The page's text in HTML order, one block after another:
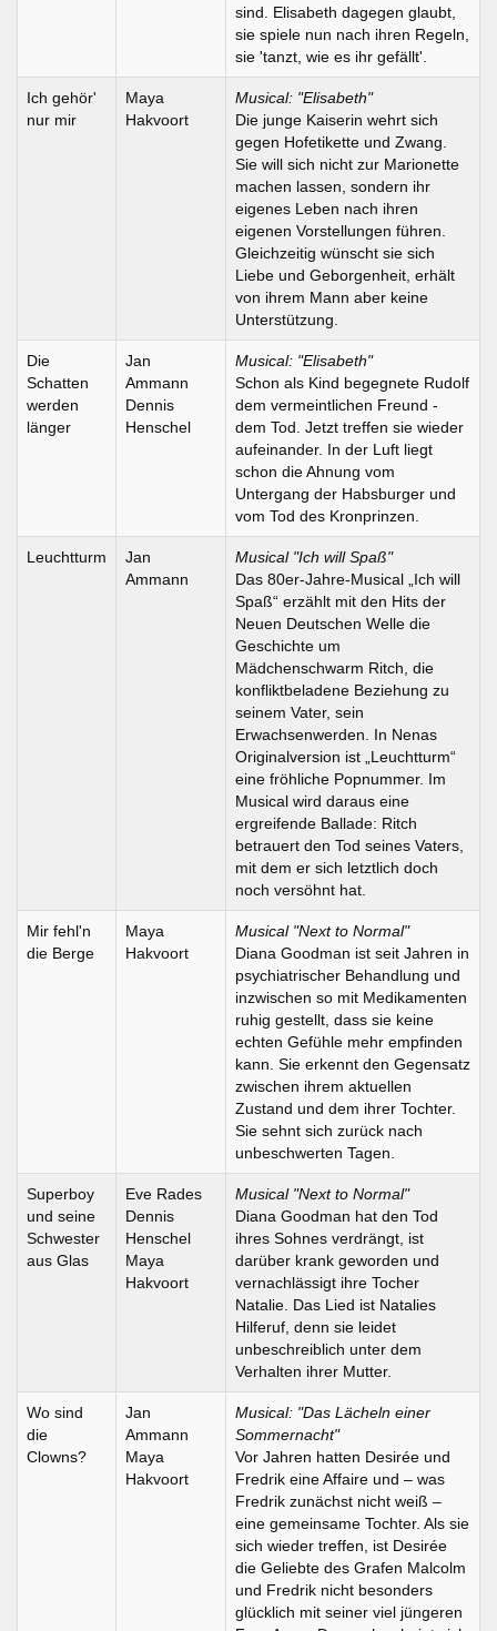
sind. Elisabeth dagegen glaubt,
sie spiele nun nach ihren Regeln,
sie 'tanzt, wie es ihr gefällt'.
Ich gehör'
nur mir
Maya
Hakvoort
Musical: "Elisabeth"
Die junge Kaiserin wehrt sich
gegen Hofetikette und Zwang.
Sie will sich nicht zur Marionette
machen lassen, sondern ihr
eigenes Leben nach ihren
eigenen Vorstellungen führen.
Gleichzeitig wünscht sie sich
Liebe und Geborgenheit, erhält
von ihrem Mann aber keine
Unterstützung.
Die
Schatten
werden
länger
Jan
Ammann
Dennis
Henschel
Musical: "Elisabeth"
Schon als Kind begegnete Rudolf
dem vermeintlichen Freund -
dem Tod. Jetzt treffen sie wieder
aufeinander. In der Luft liegt
schon die Ahnung vom
Untergang der Habsburger und
vom Tod des Kronprinzen.
Leuchtturm
Jan
Ammann
Musical "Ich will Spaß"
Das 80er-Jahre-Musical „Ich will
Spaß“ erzählt mit den Hits der
Neuen Deutschen Welle die
Geschichte um
Mädchenschwarm Ritch, die
konfliktbeladene Beziehung zu
seinem Vater, sein
Erwachsenwerden. In Nenas
Originalversion ist „Leuchtturm“
eine fröhliche Popnummer. Im
Musical wird daraus eine
ergreifende Ballade: Ritch
betrauert den Tod seines Vaters,
mit dem er sich letztlich doch
noch versöhnt hat.
Mir fehl'n
die Berge
Maya
Hakvoort
Musical "Next to Normal"
Diana Goodman ist seit Jahren in
psychiatrischer Behandlung und
inzwischen so mit Medikamenten
ruhig gestellt, dass sie keine
echten Gefühle mehr empfinden
kann. Sie erkennt den Gegensatz
zwischen ihrem aktuellen
Zustand und dem ihrer Tochter.
Sie sehnt sich zurück nach
unbeschwerten Tagen.
Superboy
und seine
Schwester
aus Glas
Eve Rades
Dennis
Henschel
Maya
Hakvoort
Musical "Next to Normal"
Diana Goodman hat den Tod
ihres Sohnes verdrängt, ist
darüber krank geworden und
vernachlässigt ihre Tocher
Natalie. Das Lied ist Natalies
Hilferuf, denn sie leidet
unbeschreiblich unter dem
Verhalten ihrer Mutter.
Wo sind
die
Clowns?
Jan
Ammann
Maya
Hakvoort
Musical: "Das Lächeln einer
Sommernacht"
Vor Jahren hatten Desirée und
Fredrik eine Affaire und – was
Fredrik zunächst nicht weiß –
eine gemeinsame Tochter. Als sie
sich wieder treffen, ist Desirée
die Geliebte des Grafen Malcolm
und Fredrik nicht besonders
glücklich mit seiner viel jüngeren